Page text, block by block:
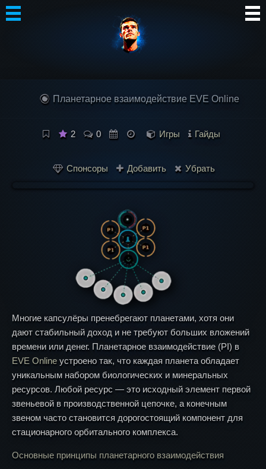
Блог
Планетарное взаимодействие EVE Online
2 0 Игры Гайды
Спонсоры Добавить Убрать
Многие капсулёры пренебрегают планетами, хотя они
дают стабильный доход и не требуют больших вложений
времени или денег. Планетарное взаимодействие (PI) в
EVE Online устроено так, что каждая планета обладает
уникальным набором биологических и минеральных
ресурсов. Любой ресурс — это исходный элемент первой
звеньевой в производственной цепочке, а конечным
звеном часто становится дорогостоящий компонент для
стационарного орбитального комплекса.
Основные принципы планетарного взаимодействия